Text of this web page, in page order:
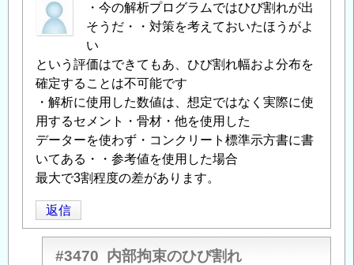
・今の解析プログラムではひび割れが出
そうだ・・対策を考えておいたほうがよ
い
という評価はできてもあ、ひび割れ幅およ分布を
確定することは不可能です
・解析に使用した数値は、想定ではなく実際に使
用するセメント・骨材・他を使用した
データーを使わず・コンクリート標準示方書に書
いてある・・参考値を使用した場合
最大で3割程度の差があります。
返信
#3470 内部拘束のひび割れ